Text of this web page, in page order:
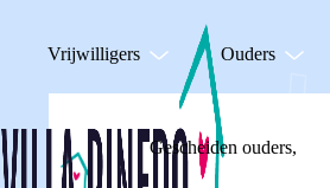
Vrijwilligers Ouders
Gescheiden ouders,